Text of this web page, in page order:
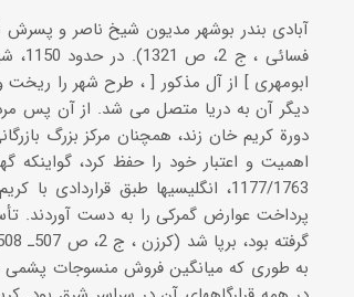
ابومهری ] از آل مذکور [ ، طرح شهر را
دیگر آن به دریا متصل می شد. از آن پس مردم
دورة کریم خان زند، همچنان مرکز بزرگ
اهمیت و اعتبار خود را حفظ کرد، گواینکه
1177/1763، انگلیسیها طبق
پرداخت عوارض گمرکی را به دست آوردند.